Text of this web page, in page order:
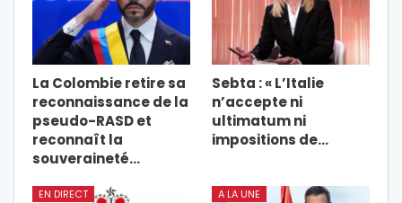
La Colombie retire sa
reconnaissance de la
pseudo-RASD et
reconnaît la
souveraineté…
Sebta : « L’Italie
n’accepte ni
ultimatum ni
impositions de…
EN DIRECT A LA UNE